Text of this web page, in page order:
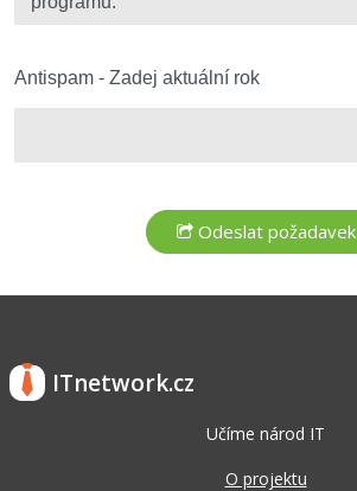
Antispam - Zadej aktuální rok
ITnetwork.cz
Učíme národ IT
O projektu